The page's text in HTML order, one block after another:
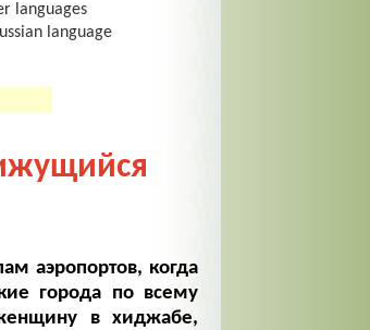
languages
language
аэропортов, когда
города по всему
в хиджабе,